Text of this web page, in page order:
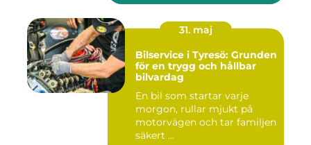
31. maj
Bilservice i Tyresö: Grunden
för en trygg och hållbar
bilvardag
En bil som startar varje
morgon, rullar mjukt på
motorvägen och tar familjen
säkert ...